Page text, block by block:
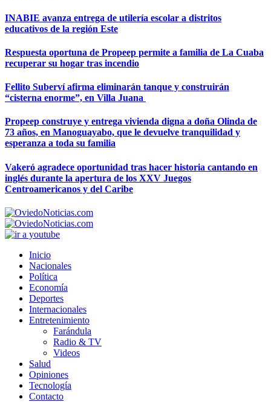
INABIE avanza entrega de utilería escolar a distritos
educativos de la región Este
Respuesta oportuna de Propeep permite a familia de La Cuaba
recuperar su hogar tras incendio
Fellito Suberví afirma eliminarán tanque y construirán
“cisterna enorme”, en Villa Juana
Propeep construye y entrega vivienda digna a doña Olinda de
73 años, en Manoguayabo, que le devuelve tranquilidad y
esperanza a toda su familia
Vakeró agradece oportunidad tras hacer historia cantando en
inglés durante la apertura de los XXV Juegos
Centroamericanos y del Caribe
Inicio
Nacionales
Política
Economía
Deportes
Internacionales
Entretenimiento
Farándula
Radio & TV
Videos
Salud
Opiniones
Tecnología
Contacto